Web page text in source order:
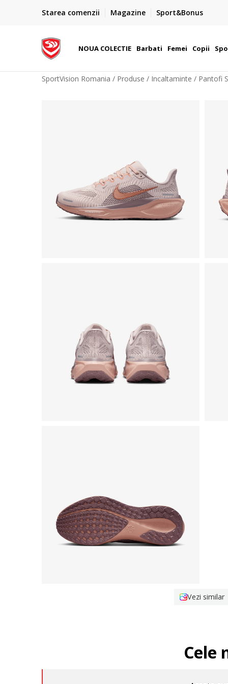
Starea comenzii Magazine Sport&Bonus
Plateste cu cardul in siguranta prin WSPay - Visa,
NOUA COLECTIE Barbati Femei Copii
SportVision Romania Produse Incaltaminte Pantofi
Vezi similar
Cele